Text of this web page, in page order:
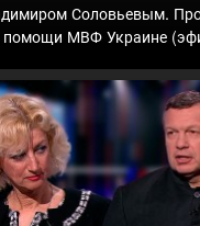
Соловьевым.
МВФ Украине